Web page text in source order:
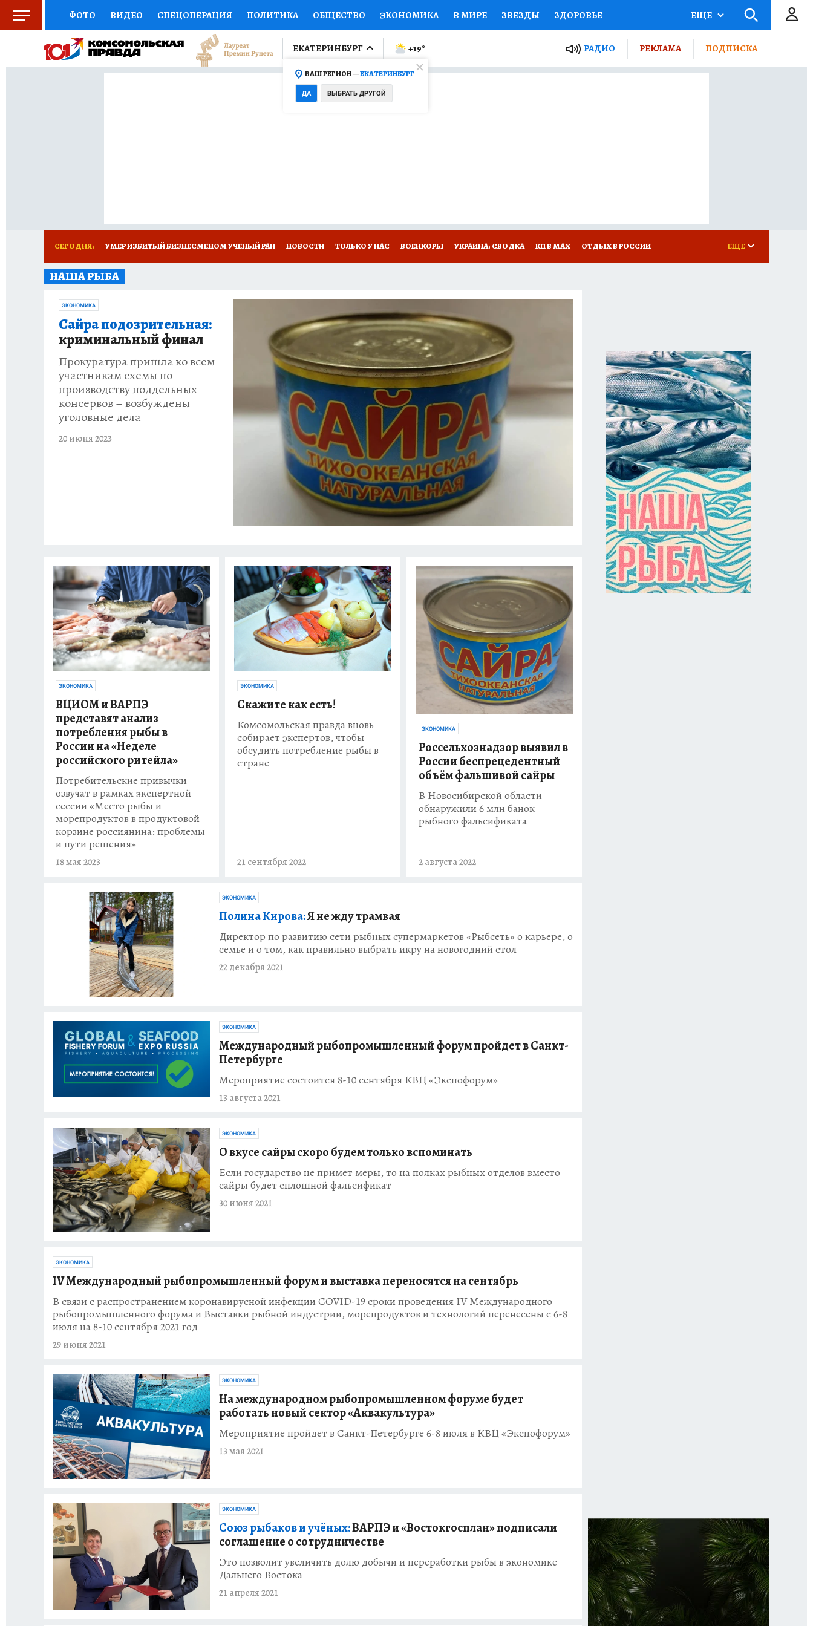
ФОТО ВИДЕО СПЕЦОПЕРАЦИЯ ПОЛИТИКА ОБЩЕСТВО ЭКОНОМИКА В МИРЕ ЗВЕЗДЫ ЗДОРОВЬЕ
СОЦПОДДЕРЖКА НАУКА СПОРТ КОЛУМНИСТЫ ПРОИСШЕСТВИЯ НАЦИОНАЛЬНЫЕ ПРОЕКТЫ РОССИИ
ВЫБОР ЭКСПЕРТОВ ДОКТОР ФИНАНСЫ ОТКРЫВАЕМ МИР Я ЗНАЮ СЕМЬЯ ЖЕНСКИЕ СЕКРЕТЫ ПУТЕВОДИТЕЛЬ
ПРОМОКОДЫ СЕРИАЛЫ
ЕЩЕ
ЕКАТЕРИНБУРГ
ВАШ РЕГИОН —ЕКАТЕРИНБУРГ
ДА ВЫБРАТЬ ДРУГОЙ
+19° РАДИО РЕКЛАМА ПОДПИСКА
СЕГОДНЯ: УМЕР ИЗБИТЫЙ БИЗНЕСМЕНОМ УЧЕНЫЙ РАН НОВОСТИ ТОЛЬКО У НАС ВОЕНКОРЫ УКРАИНА: СВОДКА КП В МАХ ОТДЫХ В РОССИИ
ЗАПОВЕДНАЯ РОССИЯ
ЕЩЕ
НАША РЫБА
ЭКОНОМИКА
Сайра подозрительная:
криминальный финал
Прокуратура пришла ко всем
участникам схемы по
производству поддельных
консервов – возбуждены
уголовные дела
20 июня 2023
ЭКОНОМИКА
ВЦИОМ и ВАРПЭ
представят анализ
потребления рыбы в
России на «Неделе
российского ритейла»
Потребительские привычки
озвучат в рамках экспертной
сессии «Место рыбы и
морепродуктов в продуктовой
корзине россиянина: проблемы
и пути решения»
18 мая 2023
ЭКОНОМИКА
Скажите как есть!
Комсомольская правда вновь
собирает экспертов, чтобы
обсудить потребление рыбы в
стране
21 сентября 2022
ЭКОНОМИКА
Россельхознадзор выявил в
России беспрецедентный
объём фальшивой сайры
В Новосибирской области
обнаружили 6 млн банок
рыбного фальсификата
2 августа 2022
ЭКОНОМИКА
Полина Кирова:Я не жду трамвая
Директор по развитию сети рыбных супермаркетов «Рыбсеть» о карьере, о
семье и о том, как правильно выбрать икру на новогодний стол
22 декабря 2021
ЭКОНОМИКА
Международный рыбопромышленный форум пройдет в Санкт-
Петербурге
Мероприятие состоится 8-10 сентября КВЦ «Экспофорум»
13 августа 2021
ЭКОНОМИКА
О вкусе сайры скоро будем только вспоминать
Если государство не примет меры, то на полках рыбных отделов вместо
сайры будет сплошной фальсификат
30 июня 2021
ЭКОНОМИКА
IV Международный рыбопромышленный форум и выставка переносятся на сентябрь
В связи с распространением коронавирусной инфекции COVID-19 сроки проведения IV Международного
рыбопромышленного форума и Выставки рыбной индустрии, морепродуктов и технологий перенесены с 6-8
июля на 8-10 сентября 2021 год
29 июня 2021
ЭКОНОМИКА
На международном рыбопромышленном форуме будет
работать новый сектор «Аквакультура»
Мероприятие пройдет в Санкт-Петербурге 6-8 июля в КВЦ «Экспофорум»
13 мая 2021
ЭКОНОМИКА
Союз рыбаков и учёных:ВАРПЭ и «Востокгосплан» подписали
соглашение о сотрудничестве
Это позволит увеличить долю добычи и переработки рыбы в экономике
Дальнего Востока
21 апреля 2021